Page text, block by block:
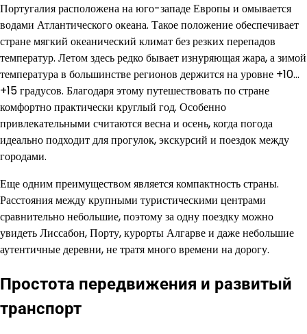
Португалия расположена на юго-западе Европы и омывается
водами Атлантического океана. Такое положение обеспечивает
стране мягкий океанический климат без резких перепадов
температур. Летом здесь редко бывает изнуряющая жара, а зимой
температура в большинстве регионов держится на уровне +10…
+15 градусов. Благодаря этому путешествовать по стране
комфортно практически круглый год. Особенно
привлекательными считаются весна и осень, когда погода
идеально подходит для прогулок, экскурсий и поездок между
городами.
Еще одним преимуществом является компактность страны.
Расстояния между крупными туристическими центрами
сравнительно небольшие, поэтому за одну поездку можно
увидеть Лиссабон, Порту, курорты Алгарве и даже небольшие
аутентичные деревни, не тратя много времени на дорогу.
Простота передвижения и развитый
транспорт